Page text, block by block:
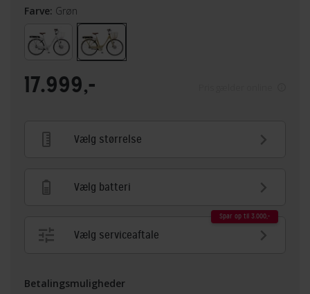
Farve: Grøn
17.999,-
Vælg størrelse
Vælg batteri
Spar op til 3.000,-
Vælg serviceaftale
Betalingsmuligheder